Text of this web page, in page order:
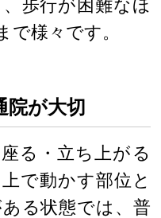
歩行が困難なほ
で様々です。
が大切
る・立ち上がる
で動かす部位と
る状態では、普